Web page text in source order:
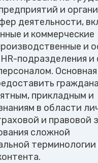
и
деятельности,
и коммерческие
и
подразделения
прикладным и
в области
и правовой
сложной
терминологии